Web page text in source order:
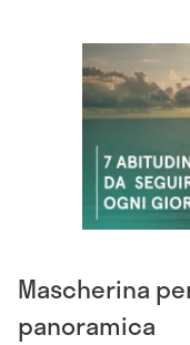
Mascherina
panoramica